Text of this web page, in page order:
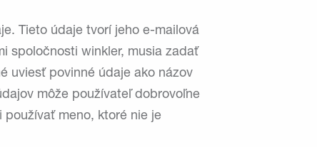
Tieto údaje tvorí jeho e-mailová
spoločnosti winkler, musia zadať
uviesť povinné údaje ako názov
môže používateľ dobrovoľne
meno, ktoré nie je